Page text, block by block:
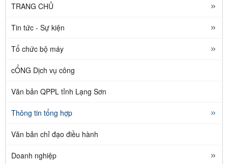
TRANG CHỦ
Tin tức - Sự kiện
Tổ chức bộ máy
cỔNG Dịch vụ công
Văn bản QPPL tỉnh Lạng Sơn
Thông tin tổng hợp
Văn bản chỉ đạo điều hành
Doanh nghiệp